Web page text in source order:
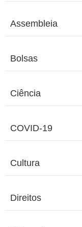
Assembleia
Bolsas
Ciência
COVID-19
Cultura
Direitos